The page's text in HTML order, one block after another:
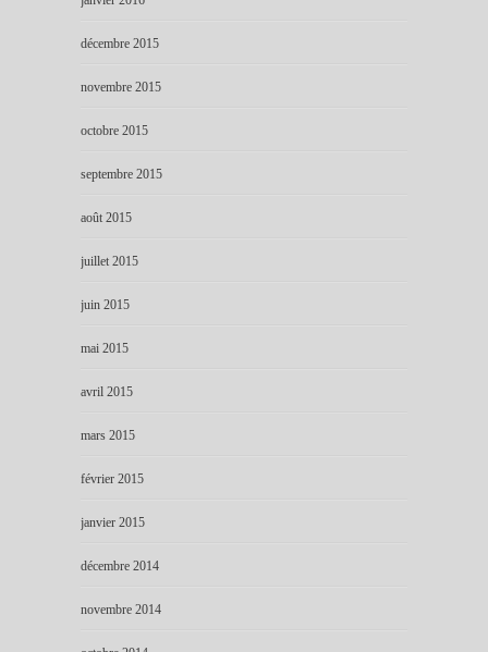
décembre 2015
novembre 2015
octobre 2015
septembre 2015
août 2015
juillet 2015
juin 2015
mai 2015
avril 2015
mars 2015
février 2015
janvier 2015
décembre 2014
novembre 2014